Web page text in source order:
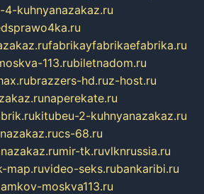
kuhnyanazakaz.ru
fabrikayfabrikaefabrika.ru
113.rubiletnadom.ru
brazzers-hd.ruz-host.ru
naperekate.ru
kitubeu-2-kuhnyanazakaz.ru
cs-68.ru
mir-tk.ruvlknrussia.ru
map.ruvideo-seks.rubankaribi.ru
moskva113.ru